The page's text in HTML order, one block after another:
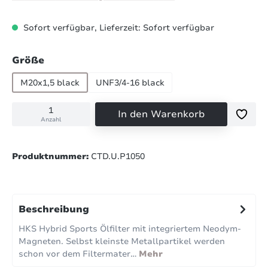
Sofort verfügbar, Lieferzeit: Sofort verfügbar
Größeauswählen
M20x1,5 black UNF3/4-16 black
Anzahl In den Warenkorb
Produktnummer: CTD.U.P1050
Beschreibung
HKS Hybrid Sports Ölfilter mit integriertem Neodym-
Magneten. Selbst kleinste Metallpartikel werden
schon vor dem Filtermater… Mehr